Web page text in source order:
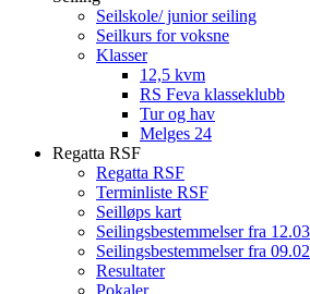
Seilskole/ junior seiling
Seilkurs for voksne
Klasser
12,5 kvm
RS Feva klasseklubb
Tur og hav
Melges 24
Regatta RSF
Regatta RSF
Terminliste RSF
Seilløps kart
Seilingsbestemmelser fra
Seilingsbestemmelser fra
Resultater
Pokaler